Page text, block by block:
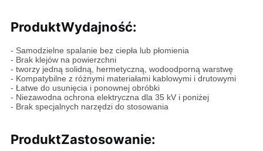
ProduktWydajność:
- Samodzielne spalanie bez ciepła lub płomienia
- Brak klejów na powierzchni
- tworzy jedną solidną, hermetyczną, wodoodporną warstwę
- Kompatybilne z różnymi materiałami kablowymi i drutowymi
- Łatwe do usunięcia i ponownej obróbki
- Niezawodna ochrona elektryczna dla 35 kV i poniżej
- Brak specjalnych narzędzi do stosowania
ProduktZastosowanie: